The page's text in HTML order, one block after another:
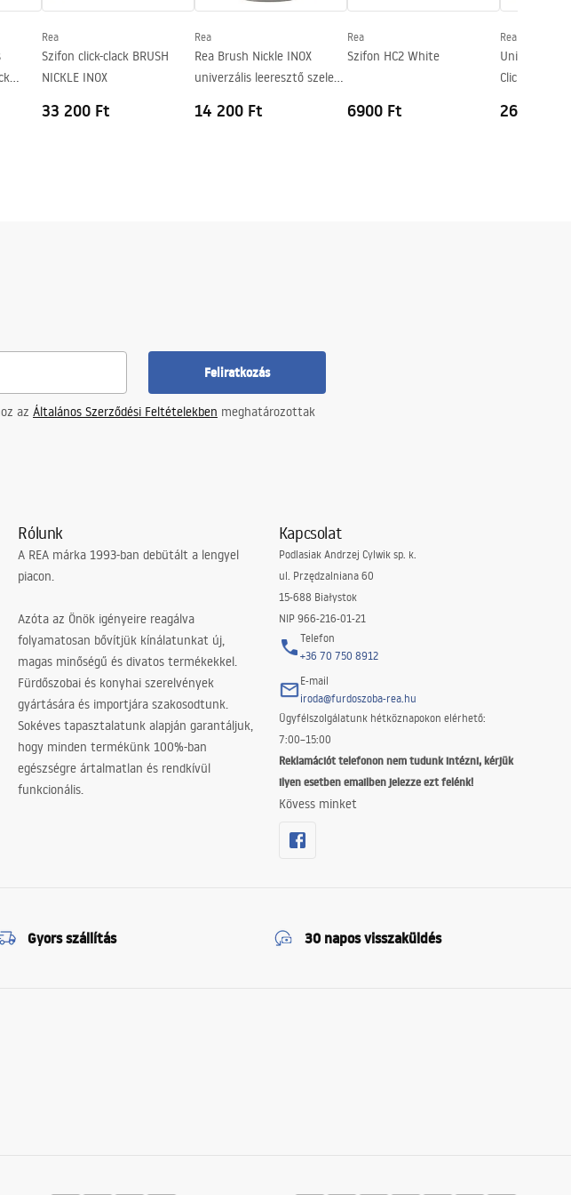
Rea
Szifon click-clack BRUSH
NICKLE INOX
33 200 Ft
Rea
Rea Brush Nickle INOX
univerzális leeresztő szelep
14 200 Ft
Rea
Szifon HC2 White
6900 Ft
Rea
Univerzális
Click-Clack
26 200 Ft
Feliratkozás
az Általános Szerződési Feltételekben meghatározottak
Rólunk
A REA márka 1993-ban debütált a lengyel
piacon.
Azóta az Önök igényeire reagálva
folyamatosan bővítjük kínálatunkat új,
magas minőségű és divatos termékekkel.
Fürdőszobai és konyhai szerelvények
gyártására és importjára szakosodtunk.
Sokéves tapasztalatunk alapján garantáljuk,
hogy minden termékünk 100%-ban
egészségre ártalmatlan és rendkívül
funkcionális.
Kapcsolat
Podlasiak Andrzej Cylwik sp. k.
ul. Przędzalniana 60
15-688 Białystok
NIP 966-216-01-21
Telefon
+36 70 750 8912
E-mail
iroda@furdoszoba-rea.hu
Ügyfélszolgálatunk hétköznapokon elérhető:
7:00–15:00
Reklamációt telefonon nem tudunk intézni, kérjük
ilyen esetben emailben jelezze ezt felénk!
Kövess minket
Gyors szállítás 30 napos visszaküldés